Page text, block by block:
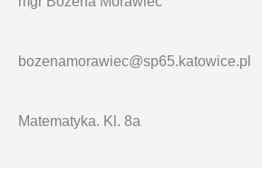
bozenamorawiec@sp65.katowice.pl
Matematyka. Kl. 8a